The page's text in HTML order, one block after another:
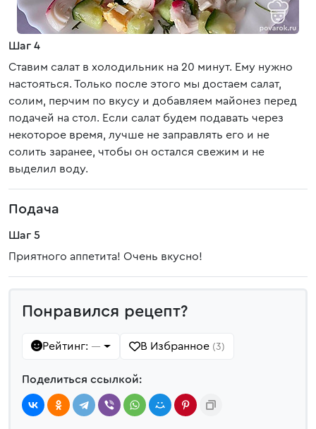
Шаг 4
Ставим салат в холодильник на 20 минут. Ему нужно
настояться. Только после этого мы достаем салат,
солим, перчим по вкусу и добавляем майонез перед
подачей на стол. Если салат будем подавать через
некоторое время, лучше не заправлять его и не
солить заранее, чтобы он остался свежим и не
выделил воду.
Подача
Шаг 5
Приятного аппетита! Очень вкусно!
Понравился рецепт?
Рейтинг: — В Избранное (3)
Поделиться ссылкой: